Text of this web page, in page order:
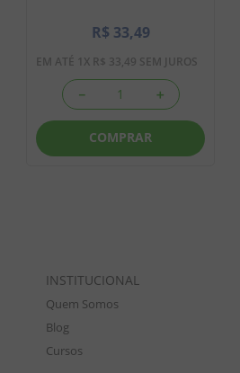
R$ 33,49
EM ATÉ 1 X R$ 33,49 SEM JUROS
＋
－
COMPRAR
INSTITUCIONAL
Quem Somos
Blog
Cursos